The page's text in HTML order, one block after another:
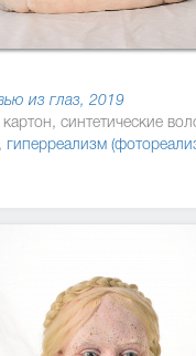
из глаз, 2019
, гиперреализм